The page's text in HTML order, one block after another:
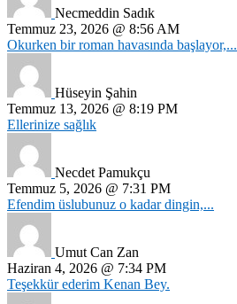
Necmeddin Sadık
Temmuz 23, 2026 @ 8:56 AM
Okurken bir roman havasında başlayor,...
Hüseyin Şahin
Temmuz 13, 2026 @ 8:19 PM
Ellerinize sağlık
Necdet Pamukçu
Temmuz 5, 2026 @ 7:31 PM
Efendim üslubunuz o kadar dingin,...
Umut Can Zan
Haziran 4, 2026 @ 7:34 PM
Teşekkür ederim Kenan Bey.